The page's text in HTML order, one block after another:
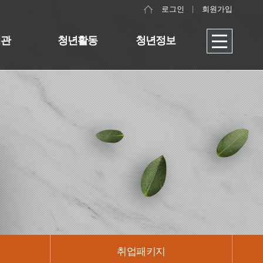
로그인 회원가입
청년활동 청년정보
취업패키지